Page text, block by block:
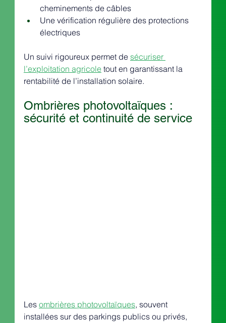
cheminements de câbles
Une vérification régulière des protections
électriques
Un suivi rigoureux permet de sécuriser
l’exploitation agricole tout en garantissant la
rentabilité de l’installation solaire.
Ombrières photovoltaïques :
sécurité et continuité de service
Les ombrières photovoltaïques, souvent
installées sur des parkings publics ou privés,